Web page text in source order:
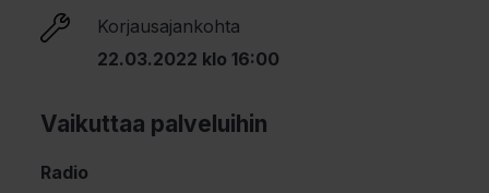
Korjausajankohta
22.03.2022 klo 16:00
Vaikuttaa palveluihin
Radio